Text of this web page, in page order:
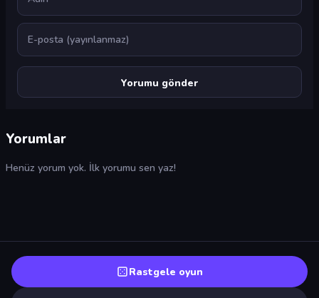
E-posta
Yorumlar
Henüz yorum yok. İlk yorumu sen yaz!
Rastgele oyun